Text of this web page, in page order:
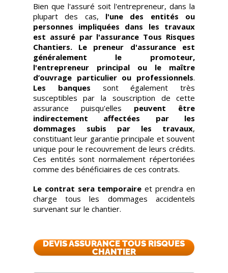
Bien que l'assuré soit l'entrepreneur, dans la
plupart des cas, l'une des entités ou
personnes impliquées dans les travaux
est assuré par l'assurance Tous Risques
Chantiers. Le preneur d'assurance est
généralement le promoteur,
l'entrepreneur principal ou le maître
d’ouvrage particulier ou professionnels.
Les banques sont également très
susceptibles par la souscription de cette
assurance puisqu'elles peuvent être
indirectement affectées par les
dommages subis par les travaux,
constituant leur garantie principale et souvent
unique pour le recouvrement de leurs crédits.
Ces entités sont normalement répertoriées
comme des bénéficiaires de ces contrats.
Le contrat sera temporaire et prendra en
charge tous les dommages accidentels
survenant sur le chantier.
DEVIS ASSURANCE TOUS RISQUES
CHANTIER